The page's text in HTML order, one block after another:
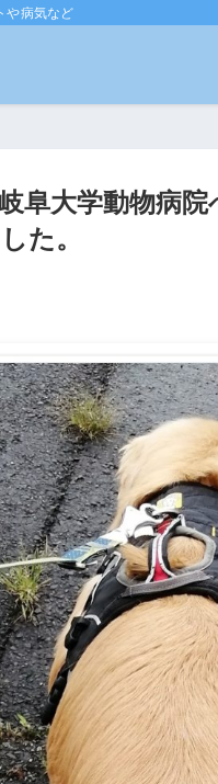
や病気など
岐阜大学動物病
た。